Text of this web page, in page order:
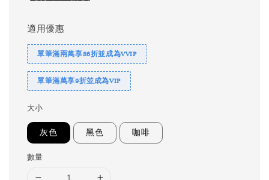
適用優惠
單筆滿兩萬享86折並成為VVIP
單筆滿萬享9折並成為VIP
大小
灰色 黑色 咖啡
數量